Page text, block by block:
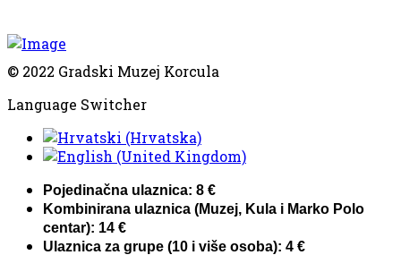
© 2022 Gradski Muzej Korcula
Language Switcher
Pojedinačna ulaznica: 8 €
Kombinirana ulaznica (Muzej, Kula i Marko Polo
centar): 14 €
Ulaznica za grupe (10 i više osoba): 4 €